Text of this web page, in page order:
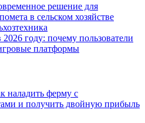
решение для
в сельском хозяйстве
году: почему пользователи
платформы
наладить ферму с
и получить двойную прибыль